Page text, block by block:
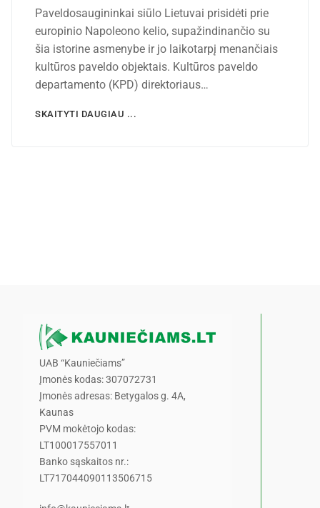
Paveldosaugininkai siūlo Lietuvai prisidėti prie
europinio Napoleono kelio, supažindinančio su
šia istorine asmenybe ir jo laikotarpį menančiais
kultūros paveldo objektais. Kultūros paveldo
departamento (KPD) direktoriaus…
SKAITYTI DAUGIAU ...
UAB “Kauniečiams”
Įmonės kodas: 307072731
Įmonės adresas: Betygalos g. 4A,
Kaunas
PVM mokėtojo kodas:
LT100017557011
Banko sąskaitos nr.:
LT717044090113506715